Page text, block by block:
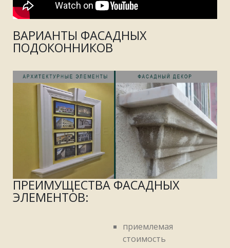
ВАРИАНТЫ ФАСАДНЫХ
ПОДОКОННИКОВ
ПРЕИМУЩЕСТВА ФАСАДНЫХ
ЭЛЕМЕНТОВ:
приемлемая
стоимость